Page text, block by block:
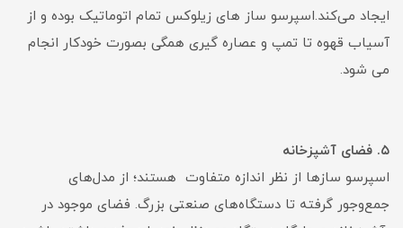
ایجاد می‌کند.اسپرسو ساز های زیلوکس تمام اتوماتیک بوده و از
آسیاب قهوه تا تمپ و عصاره گیری همگی بصورت خودکار انجام
می شود.
۵. فضای آشپزخانه
اسپرسو سازها از نظر اندازه متفاوت هستند؛ از مدل‌های
جمع‌وجور گرفته تا دستگاه‌های صنعتی بزرگ. فضای موجود در